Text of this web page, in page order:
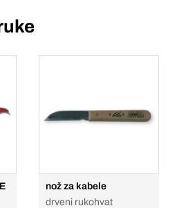
nož za kabele
drveni rukohvat